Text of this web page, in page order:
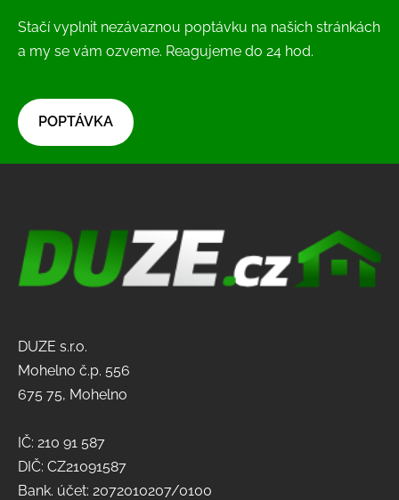
Stačí vyplnit nezávaznou poptávku na našich stránkách
a my se vám ozveme. Reagujeme do 24 hod.
​POPTÁVKA​
DUZE s.r.o.
Mohelno č.p. 556
675 75, Mohelno
IČ: 210 91 587
DIČ: CZ21091587
Bank. účet: 2072010207/0100